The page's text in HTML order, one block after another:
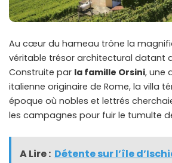
Au cœur du hameau trône la
véritable trésor architectural datant
Construite par la famille Orsini, une
italienne originaire de Rome, la villa
époque où nobles et lettrés
les campagnes pour fuir le tumulte
A Lire : Détente sur l’île